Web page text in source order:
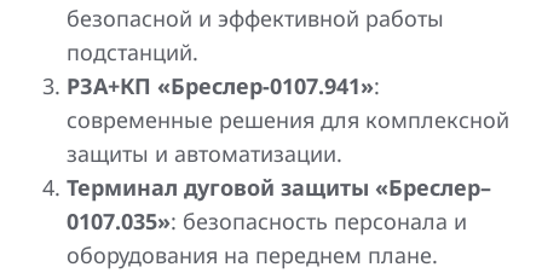
безопасной и эффективной работы
подстанций.
РЗА+КП «Бреслер-0107.941»:
современные решения для комплексной
защиты и автоматизации.
Терминал дуговой защиты «Бреслер–
0107.035»: безопасность персонала и
оборудования на переднем плане.